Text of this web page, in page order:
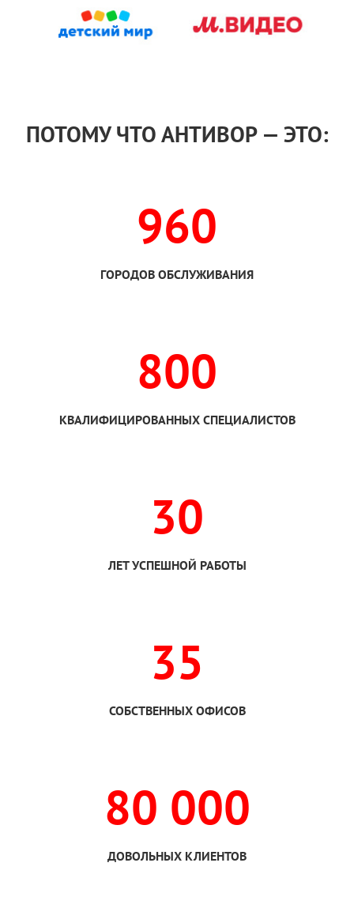
ПОТОМУ ЧТО АНТИВОР — ЭТО:
960
ГОРОДОВ ОБСЛУЖИВАНИЯ
800
КВАЛИФИЦИРОВАННЫХ СПЕЦИАЛИСТОВ
30
ЛЕТ УСПЕШНОЙ РАБОТЫ
35
СОБСТВЕННЫХ ОФИСОВ
80 000
ДОВОЛЬНЫХ КЛИЕНТОВ